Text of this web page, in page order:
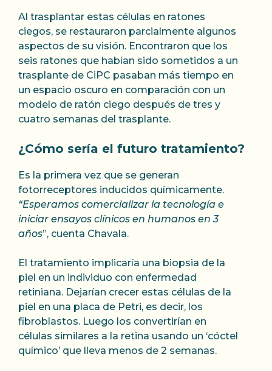
Al trasplantar estas células en ratones
ciegos, se restauraron parcialmente algunos
aspectos de su visión. Encontraron que los
seis ratones que habían sido sometidos a un
trasplante de CiPC pasaban más tiempo en
un espacio oscuro en comparación con un
modelo de ratón ciego después de tres y
cuatro semanas del trasplante.
¿Cómo sería el futuro tratamiento?
Es la primera vez que se generan
fotorreceptores inducidos químicamente.
“Esperamos comercializar la tecnología e
iniciar ensayos clínicos en humanos en 3
años”, cuenta Chavala.
El tratamiento implicaría una biopsia de la
piel en un individuo con enfermedad
retiniana. Dejarían crecer estas células de la
piel en una placa de Petri, es decir, los
fibroblastos. Luego los convertirían en
células similares a la retina usando un ‘cóctel
químico’ que lleva menos de 2 semanas.